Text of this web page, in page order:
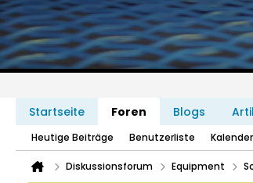
Startseite Foren Blogs
Heutige Beiträge Benutzerliste Kalender
Diskussionsforum Equipment